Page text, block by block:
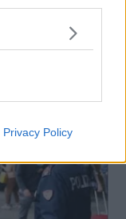
Privacy Policy
salvato